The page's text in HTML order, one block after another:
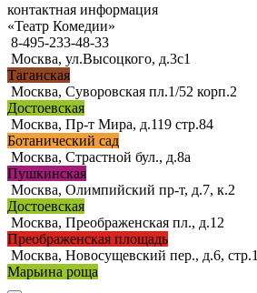
контактная информация
«Театр Комедии»
8-495-233-48-33
Москва, ул.Высоцкого, д.3с1
Таганская
Москва, Суворовская пл.1/52 корп.2
Достоевская
Москва, Пр-т Мира, д.119 стр.84
Ботанический сад
Москва, Страстной бул., д.8а
Пушкинская
Москва, Олимпийский пр-т, д.7, к.2
Достоевская
Москва, Преображенская пл., д.12
Преображенская площадь
Москва, Новосущевский пер., д.6, стр.1
Марьина роща